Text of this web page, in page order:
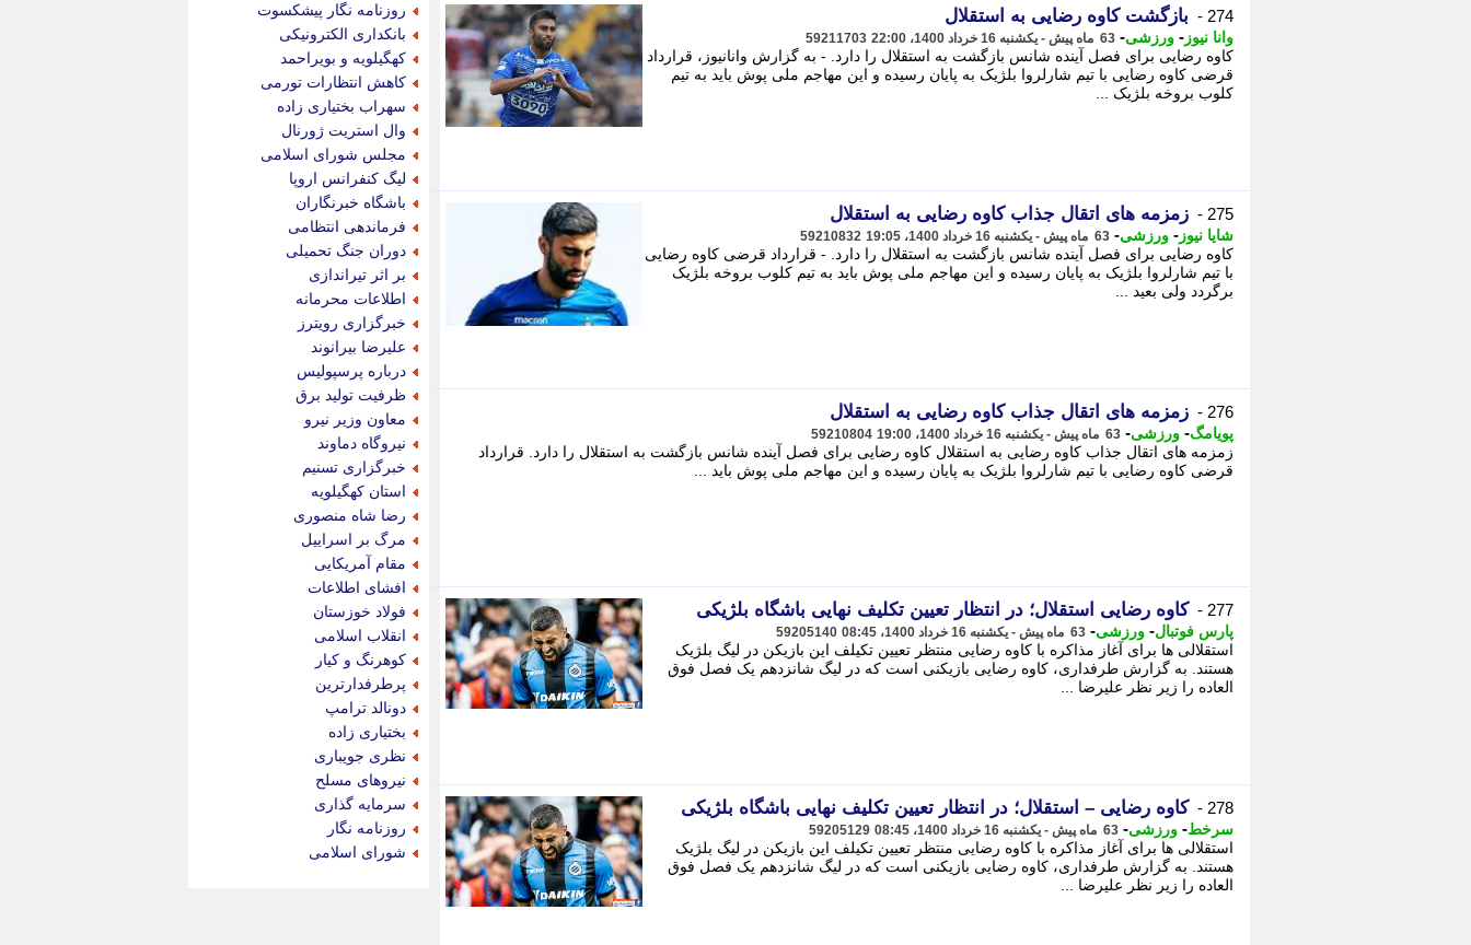
274 - بازگشت کاوه رضایی به استقلال
وانا نیوز - ورزشی- 63 ماه پیش - یکشنبه 16 خرداد 1400، 22:00 59211703
کاوه رضایی برای فصل آینده شانس بازگشت به استقلال را دارد. - به گزارش وانانیوز، قرارداد
قرضی کاوه رضایی با تیم شارلروا بلژیک به پایان رسیده و این مهاجم ملی پوش باید به تیم
کلوب بروخه بلژیک ...
275 - زمزمه های اتقال جذاب کاوه رضایی به استقلال
شایا نیوز - ورزشی- 63 ماه پیش - یکشنبه 16 خرداد 1400، 19:05 59210832
کاوه رضایی برای فصل آینده شانس بازگشت به استقلال را دارد. - قرارداد قرضی کاوه رضایی
با تیم شارلروا بلژیک به پایان رسیده و این مهاجم ملی پوش باید به تیم کلوب بروخه بلژیک
برگردد ولی بعید ...
276 - زمزمه های اتقال جذاب کاوه رضایی به استقلال
پویامگ- ورزشی- 63 ماه پیش - یکشنبه 16 خرداد 1400، 19:00 59210804
زمزمه های اتقال جذاب کاوه رضایی به استقلال کاوه رضایی برای فصل آینده شانس بازگشت به استقلال را دارد. قرارداد
قرضی کاوه رضایی با تیم شارلروا بلژیک به پایان رسیده و این مهاجم ملی پوش باید ...
277 - کاوه رضایی استقلال؛ در انتظار تعیین تکلیف نهایی باشگاه بلژیکی
پارس فوتبال- ورزشی- 63 ماه پیش - یکشنبه 16 خرداد 1400، 08:45 59205140
استقلالی ها برای آغاز مذاکره با کاوه رضایی منتظر تعیین تکیلف این بازیکن در لیگ بلژیک
هستند. به گزارش طرفداری، کاوه رضایی بازیکنی است که در لیگ شانزدهم یک فصل فوق
العاده را زیر نظر علیرضا ...
278 - کاوه رضایی – استقلال؛ در انتظار تعیین تکلیف نهایی باشگاه بلژیکی
سرخط- ورزشی- 63 ماه پیش - یکشنبه 16 خرداد 1400، 08:45 59205129
استقلالی ها برای آغاز مذاکره با کاوه رضایی منتظر تعیین تکیلف این بازیکن در لیگ بلژیک
هستند. به گزارش طرفداری، کاوه رضایی بازیکنی است که در لیگ شانزدهم یک فصل فوق
العاده را زیر نظر علیرضا ...
روزنامه نگار پیشکسوت
بانکداری الکترونیکی
کهگیلویه و بویراحمد
کاهش انتظارات تورمی
سهراب بختیاری زاده
وال استریت ژورنال
مجلس شورای اسلامی
لیگ کنفرانس اروپا
باشگاه خبرنگاران
فرماندهی انتظامی
دوران جنگ تحمیلی
بر اثر تیراندازی
اطلاعات محرمانه
خبرگزاری رویترز
علیرضا بیرانوند
درباره پرسپولیس
ظرفیت تولید برق
معاون وزیر نیرو
نیروگاه دماوند
خبرگزاری تسنیم
استان کهگیلویه
رضا شاه منصوری
مرگ بر اسراییل
مقام آمریکایی
افشای اطلاعات
فولاد خوزستان
انقلاب اسلامی
کوهرنگ و کیار
پرطرفدارترین
دونالد ترامپ
بختیاری زاده
نظری جویباری
نیروهای مسلح
سرمایه گذاری
روزنامه نگار
شورای اسلامی